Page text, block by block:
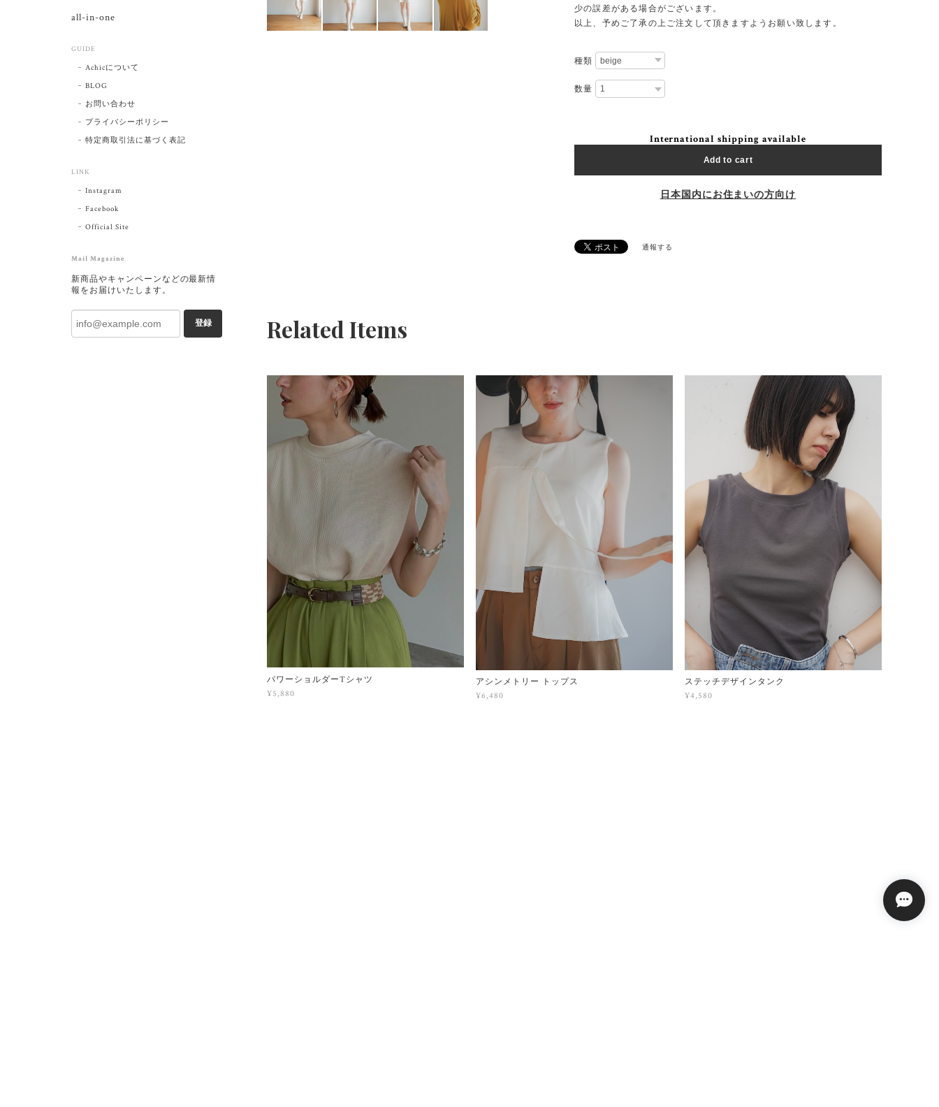
少の誤差がある場合がございます。
以上、予めご了承の上ご注文して頂きますようお願い致します。
種類
数量
International shipping available
Add to cart
日本国内にお住まいの方向け
通報する
Related Items
パワーショルダーTシャツ
¥5,880
アシンメトリー トップス
¥6,480
ステッチデザインタンク
¥4,580
all-in-one
GUIDE
Achicについて
BLOG
お問い合わせ
プライバシーポリシー
特定商取引法に基づく表記
LINK
Instagram
Facebook
Official Site
Mail Magazine
新商品やキャンペーンなどの最新情
報をお届けいたします。
登録